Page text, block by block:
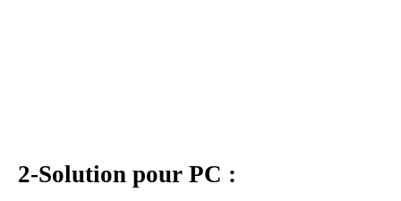
2-Solution pour PC :